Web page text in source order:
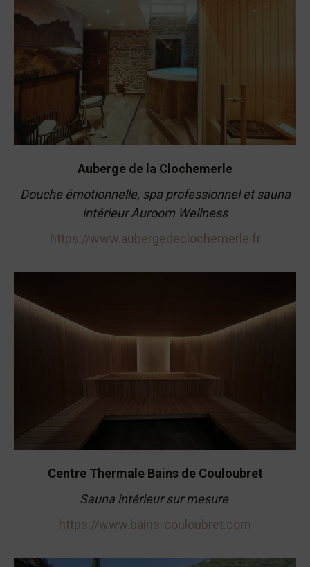
Auberge de la Clochemerle
Douche émotionnelle, spa professionnel et sauna
intérieur Auroom Wellness
https://www.aubergedeclochemerle.fr
Centre Thermale Bains de Couloubret
Sauna intérieur sur mesure
https://www.bains-couloubret.com